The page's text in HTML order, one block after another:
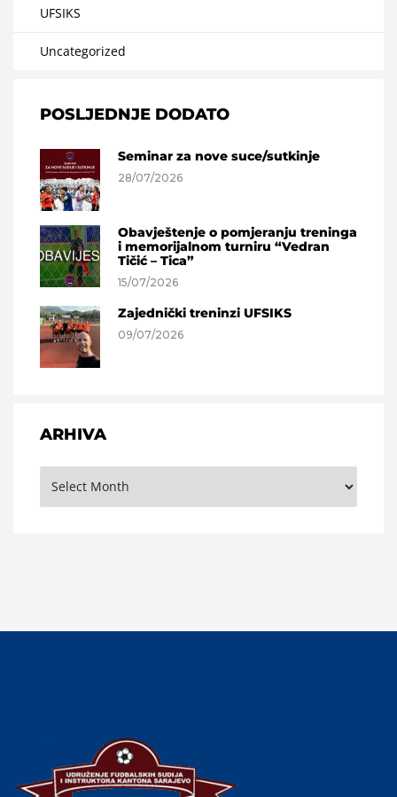
UFSIKS
Uncategorized
POSLJEDNJE DODATO
Seminar za nove suce/sutkinje
28/07/2026
Obavještenje o pomjeranju treninga
i memorijalnom turniru “Vedran
Tičić – Tica”
15/07/2026
Zajednički treninzi UFSIKS
09/07/2026
ARHIVA